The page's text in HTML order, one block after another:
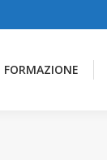
FORMAZIONE